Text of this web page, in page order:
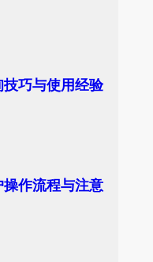
巧与使用经验
作流程与注意